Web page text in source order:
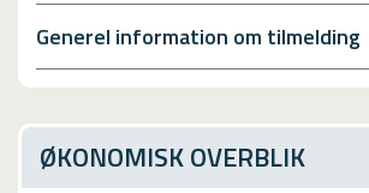
Generel information om tilmelding
ØKONOMISK OVERBLIK